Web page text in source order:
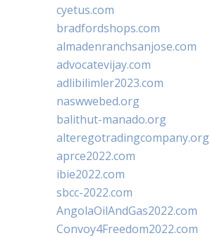
cyetus.com
bradfordshops.com
almadenranchsanjose.com
advocatevijay.com
adlibilimler2023.com
naswwebed.org
balithut-manado.org
alteregotradingcompany.org
aprce2022.com
ibie2022.com
sbcc-2022.com
AngolaOilAndGas2022.com
Convoy4Freedom2022.com